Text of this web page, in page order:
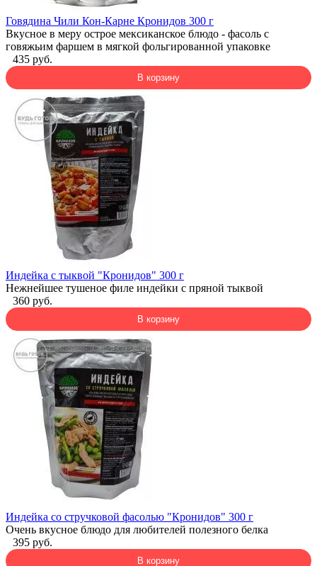
Говядина Чили Кон-Карне Кронидов 300 г
Вкусное в меру острое мексиканское блюдо - фасоль с
говяжьим фаршем в мягкой фольгированной упаковке
435 руб.
В корзину
Индейка с тыквой "Кронидов" 300 г
Нежнейшее тушеное филе индейки с пряной тыквой
360 руб.
В корзину
Индейка со стручковой фасолью "Кронидов" 300 г
Очень вкусное блюдо для любителей полезного белка
395 руб.
В корзину